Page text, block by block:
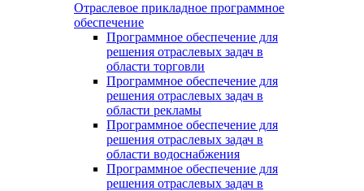
Отраслевое прикладное программное
обеспечение
Программное обеспечение для
решения отраслевых задач в
области торговли
Программное обеспечение для
решения отраслевых задач в
области рекламы
Программное обеспечение для
решения отраслевых задач в
области водоснабжения
Программное обеспечение для
решения отраслевых задач в